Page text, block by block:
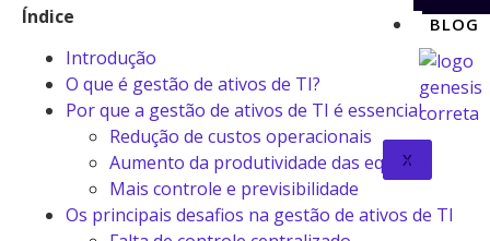
BLOG
X
Índice
Introdução
O que é gestão de ativos de TI?
Por que a gestão de ativos de TI é essencial
Redução de custos operacionais
Aumento da produtividade das equipes
Mais controle e previsibilidade
Os principais desafios na gestão de ativos de TI